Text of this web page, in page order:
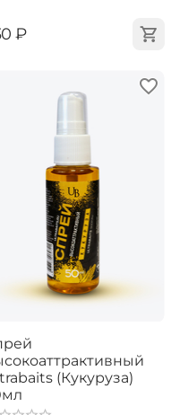
₽
(Кукуруза)